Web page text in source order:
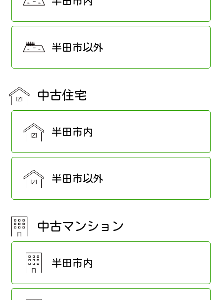
半田市以外
中古住宅
半田市内
半田市以外
中古マンション
半田市内